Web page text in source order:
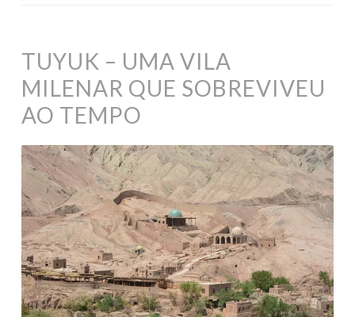
TUYUK – UMA VILA
MILENAR QUE SOBREVIVEU
AO TEMPO